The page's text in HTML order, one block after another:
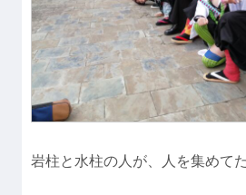
岩柱と水柱の人が、人を集めて